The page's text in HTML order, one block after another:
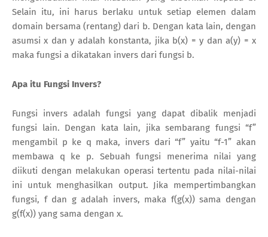
Selain itu, ini harus berlaku untuk setiap elemen dalam
domain bersama (rentang) dari b. Dengan kata lain, dengan
asumsi x dan y adalah konstanta, jika b(x) = y dan a(y) = x
maka fungsi a dikatakan invers dari fungsi b.
Apa itu Fungsi Invers?
Fungsi invers adalah fungsi yang dapat dibalik menjadi
fungsi lain. Dengan kata lain, jika sembarang fungsi “f”
mengambil p ke q maka, invers dari “f” yaitu “f-1” akan
membawa q ke p. Sebuah fungsi menerima nilai yang
diikuti dengan melakukan operasi tertentu pada nilai-nilai
ini untuk menghasilkan output. Jika mempertimbangkan
fungsi, f dan g adalah invers, maka f(g(x)) sama dengan
g(f(x)) yang sama dengan x.